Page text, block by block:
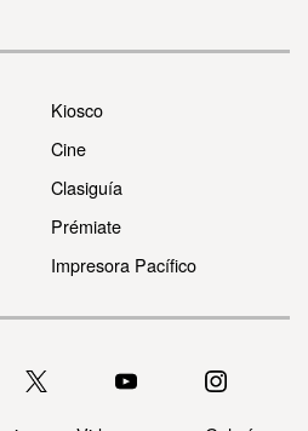
Kiosco
Cine
Clasiguía
Prémiate
Impresora Pacífico